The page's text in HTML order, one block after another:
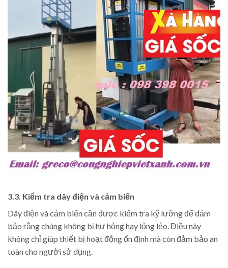
3.3. Kiểm tra dây điện và cảm biến
Dây điện và cảm biến cần được kiểm tra kỹ lưỡng để đảm
bảo rằng chúng không bị hư hỏng hay lỏng lẻo. Điều này
không chỉ giúp thiết bị hoạt động ổn định mà còn đảm bảo an
toàn cho người sử dụng.